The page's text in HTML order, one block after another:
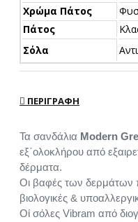
Χρώμα Πάτος
Πάτος
Σόλα
ΠΕΡΙΓΡΑΦΉ
Τα σανδάλια Modern
εξ΄ολοκλήρου από
δέρματα.
Οι βαφές των δερμάτων
βιολογικές &
Οί σόλες Vibram από